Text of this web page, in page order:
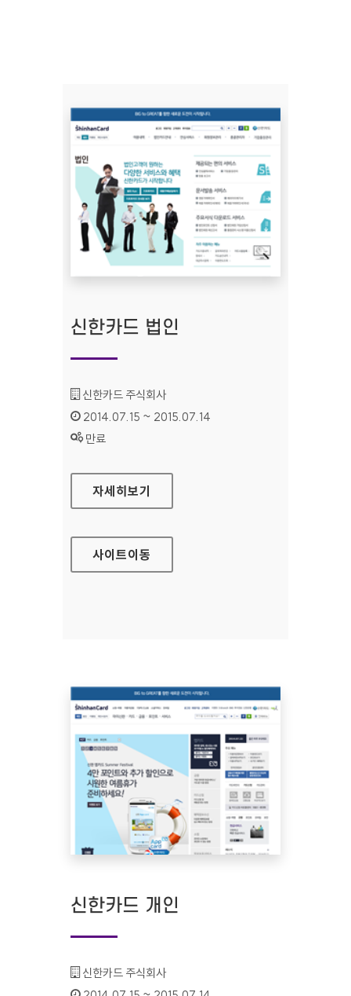
신한카드 법인
기관명 :
신한카드 주식회사
인증기간 :
2014.07.15 ~ 2015.07.14
상태 :
만료
신한카드 법인
자세히보기
사이트이동
신한카드 개인
기관명 :
신한카드 주식회사